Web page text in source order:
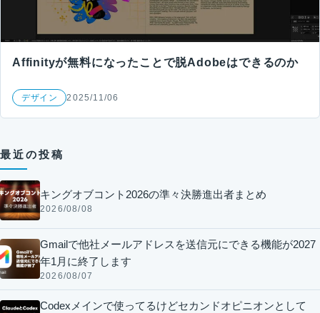
Affinityが無料になったことで脱Adobeはできるのか
デザイン 2025/11/06
最近の投稿
キングオブコント2026の準々決勝進出者まとめ
2026/08/08
Gmailで他社メールアドレスを送信元にできる機能が2027
年1月に終了します
2026/08/07
Codexメインで使ってるけどセカンドオピニオンとして